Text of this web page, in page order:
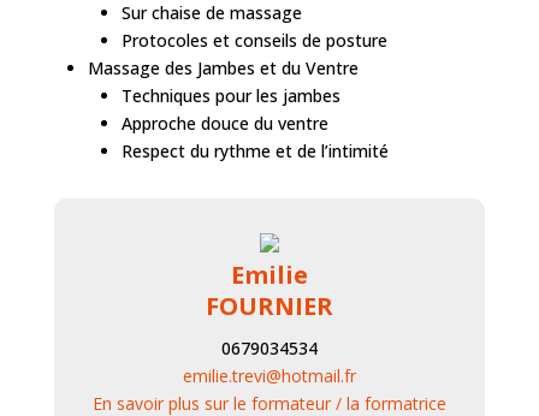
Sur chaise de massage
Protocoles et conseils de posture
Massage des Jambes et du Ventre
Techniques pour les jambes
Approche douce du ventre
Respect du rythme et de l’intimité
Emilie
FOURNIER
0679034534
emilie.trevi@hotmail.fr
En savoir plus sur le formateur / la formatrice